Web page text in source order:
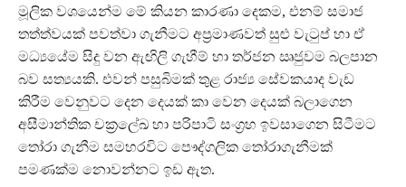
මූලික වශයෙන්ම මේ කියන කාරණා දෙකම, එනම් සමාජ
තත්ත්වයක් පවත්වා ගැනීමට අප්‍රමාණවත් සුළු වැටුප් හා ඒ
මධ්‍යයේම සිදු වන ඇඟිලි ගැහීම් හා තර්ජන ඍජුවම බලපාන
බව සත්‍යයකි. එවන් පසුබිමක් තුළ රාජ්‍ය සේවකයාද වැඩ
කිරීම වෙනුවට දෙන දෙයක් කා වෙන දෙයක් බලාගෙන
අසීමාන්තික චක්‍රලේඛ හා පරිපාටි සංග්‍රහ ඉවසාගෙන සිටීමට
තෝරා ගැනීම සමහරවිට පෞද්ගලික තෝරාගැනීමක්
පමණක්ම නොවන්නට ඉඩ ඇත.